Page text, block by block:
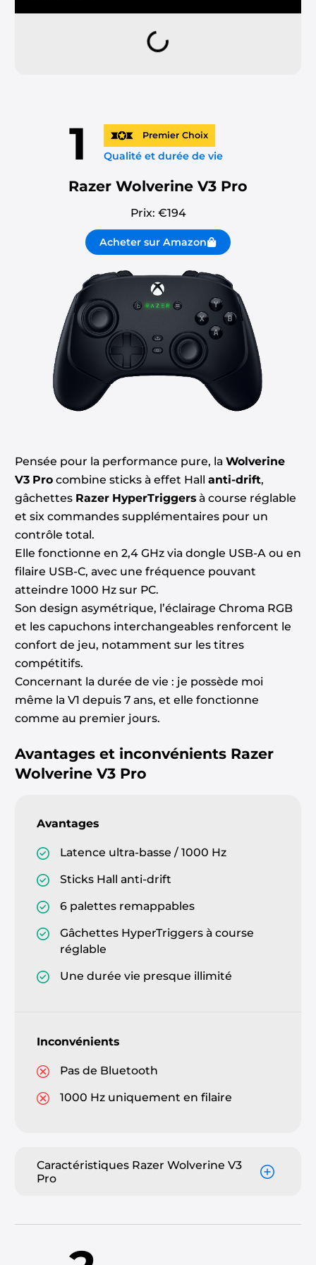
1 Premier Choix
Qualité et durée de vie
Razer Wolverine V3 Pro
Prix: €194
Acheter sur Amazon
Pensée pour la performance pure, la Wolverine
V3 Procombine sticks à effet Hall anti-drift,
gâchettes Razer HyperTriggersà course réglable
et six commandes supplémentaires pour un
contrôle total.
Elle fonctionne en 2,4 GHz via dongle USB-A ou en
filaire USB-C, avec une fréquence pouvant
atteindre 1000 Hz sur PC.
Son design asymétrique, l’éclairage Chroma RGB
et les capuchons interchangeables renforcent le
confort de jeu, notamment sur les titres
compétitifs.
Concernant la durée de vie : je possède moi
même la V1 depuis 7 ans, et elle fonctionne
comme au premier jours.
Avantages et inconvénients Razer
Wolverine V3 Pro
Avantages
Latence ultra-basse / 1000 Hz
Sticks Hall anti-drift
6 palettes remappables
Gâchettes HyperTriggers à course
réglable
Une durée vie presque illimité
Inconvénients
Pas de Bluetooth
1000 Hz uniquement en filaire
Caractéristiques Razer Wolverine V3
Pro